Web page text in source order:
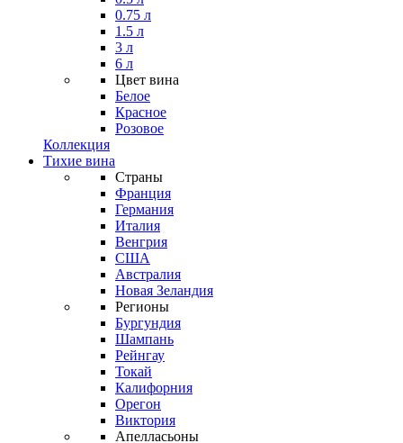
0.75 л
1.5 л
3 л
6 л
Цвет вина
Белое
Красное
Розовое
Коллекция
Тихие вина
Страны
Франция
Германия
Италия
Венгрия
США
Австралия
Новая Зеландия
Регионы
Бургундия
Шампань
Рейнгау
Токай
Калифорния
Орегон
Виктория
Апелласьоны